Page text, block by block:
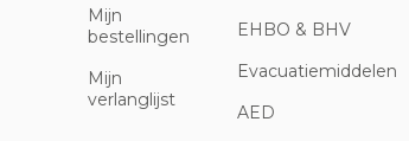
Mijn
bestellingen
Mijn
verlanglijst
EHBO & BHV
Evacuatiemiddelen
AED